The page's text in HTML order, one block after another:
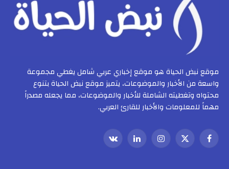
موقع نبض الحياة هو موقع إخباري عربي شامل يغطي مجموعة
واسعة من الأخبار والموضوعات، يتميز موقع نبض الحياة بتنوع
محتواه وتغطيته الشاملة للأخبار والموضوعات، مما يجعله مصدراً
مهماً للمعلومات والأخبار للقارئ العربي.
فيسبوك
X
الانستغراملينكدإنVKontakte